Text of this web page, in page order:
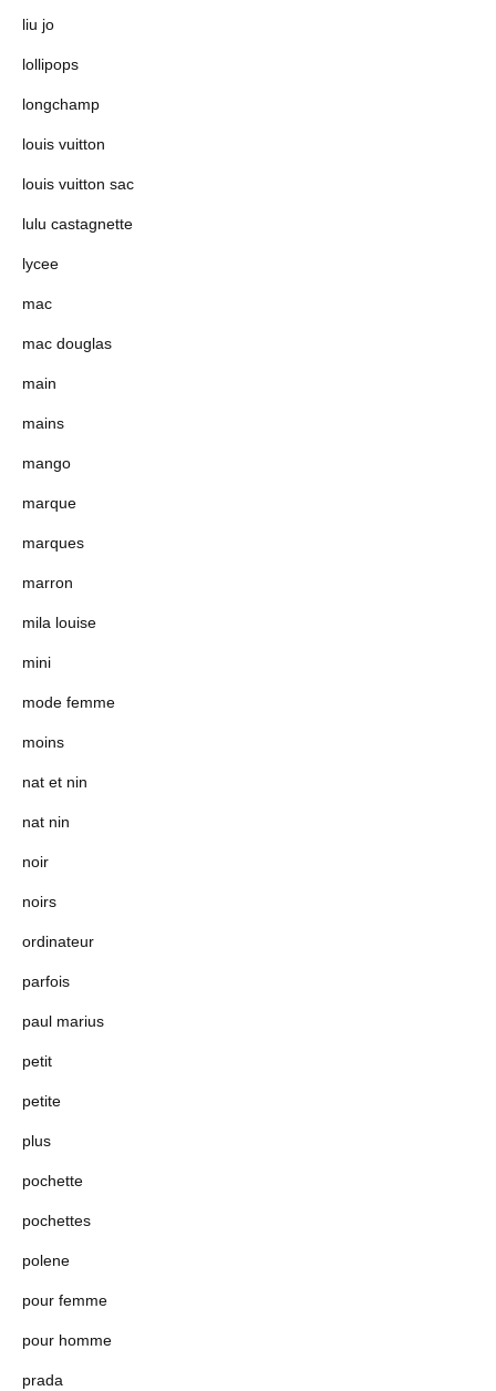
liu jo
lollipops
longchamp
louis vuitton
louis vuitton sac
lulu castagnette
lycee
mac
mac douglas
main
mains
mango
marque
marques
marron
mila louise
mini
mode femme
moins
nat et nin
nat nin
noir
noirs
ordinateur
parfois
paul marius
petit
petite
plus
pochette
pochettes
polene
pour femme
pour homme
prada